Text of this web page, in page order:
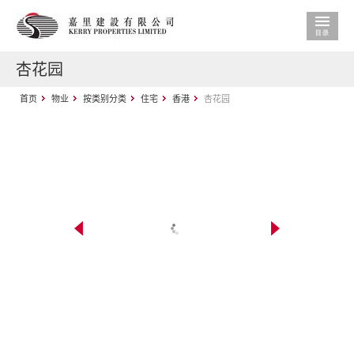
杏花园
首页 物业 按类别分类 住宅 香港 杏花园